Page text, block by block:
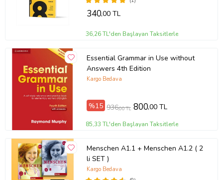
340,00 TL
36,26 TL'den Başlayan Taksitlerle
Essential Grammar in Use without
Answers 4th Edition
Kargo Bedava
%15 936,00 TL 800,00 TL
85,33 TL'den Başlayan Taksitlerle
Menschen A1.1 + Menschen A1.2 ( 2
li SET )
Kargo Bedava